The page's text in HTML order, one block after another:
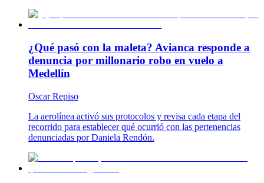
¿Qué pasó con la maleta? Avianca responde a
denuncia por millonario robo en vuelo a
Medellín
Oscar Repiso
La aerolínea activó sus protocolos y revisa cada etapa del
recorrido para establecer qué ocurrió con las pertenencias
denunciadas por Daniela Rendón.